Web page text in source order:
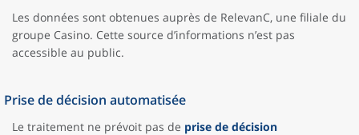
Les données sont obtenues auprès de RelevanC, une filiale du
groupe Casino. Cette source d’informations n’est pas
accessible au public.
Prise de décision automatisée
Le traitement ne prévoit pas de prise de décision